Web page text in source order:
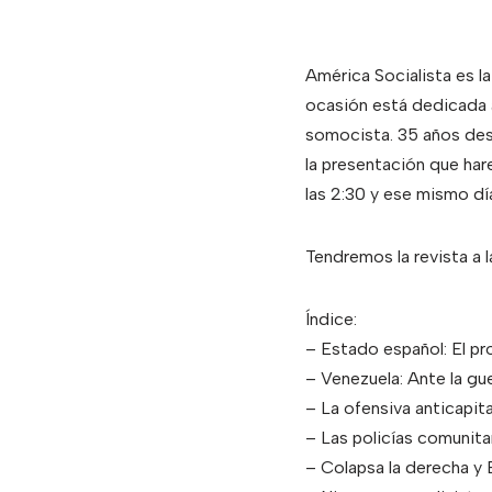
América Socialista es
ocasión está dedicada
somocista. 35 años
la presentación que
las 2:30 y ese mismo
Tendremos la revista a
Índice:
– Estado español: El
– Venezuela: Ante la
– La ofensiva
– Las policías
– Colapsa la derecha y